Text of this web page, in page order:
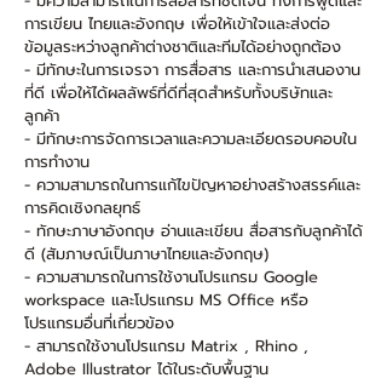
การเขียน ไทยและอังกฤษ เพื่อให้เข้าใจและส่งต่อ
ข้อมูลระหว่างลูกค้าต่างชาติและทีมได้อย่างถูกต้อง
- มีทักษะในการเจรจา การสื่อสาร และการนำเสนองาน
ที่ดี เพื่อให้ได้ผลลัพธ์ที่ดีที่สุดสำหรับทั้งบริษัทและ
ลูกค้า
- มีทักษะการจัดการเวลาและความละเอียดรอบคอบใน
การทำงาน
- ความสามารถในการแก้ไขปัญหาอย่างสร้างสรรค์และ
การคิดเชิงกลยุทธ์
- ทักษะภาษาอังกฤษ อ่านและเขียน สื่อสารกับลูกค้าได้
ดี (สัมภาษณ์เป็นภาษาไทยและอังกฤษ)
- ความสามารถในการใช้งานโปรแกรม Google
workspace และโปรแกรม MS Office หรือ
โปรแกรมอื่นที่เกี่ยวข้อง
- สามารถใช้งานโปรแกรม Matrix , Rhino ,
Adobe Illustrator ได้ในระดับพื้นฐาน